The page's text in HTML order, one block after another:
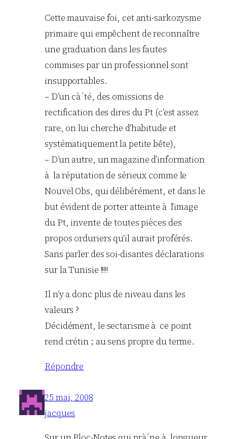
Cette mauvaise foi, cet anti-sarkozysme
primaire qui empêchent de reconnaître
une graduation dans les fautes
commises par un professionnel sont
insupportables.
– D’un cà´té, des omissions de
rectification des dires du Pt (c’est assez
rare, on lui cherche d’habitude et
systématiquement la petite bête),
– D’un autre, un magazine d’information
à la réputation de sérieux comme le
Nouvel Obs, qui délibérément, et dans le
but évident de porter atteinte à l’image
du Pt, invente de toutes pièces des
propos orduriers qu’il aurait proférés.
Sans parler des soi-disantes déclarations
sur la Tunisie !!!!!
Il n’y a donc plus de niveau dans les
valeurs ?
Décidément, le sectarisme à ce point
rend crétin ; au sens propre du terme.
Répondre
25 mai, 2008
jacques